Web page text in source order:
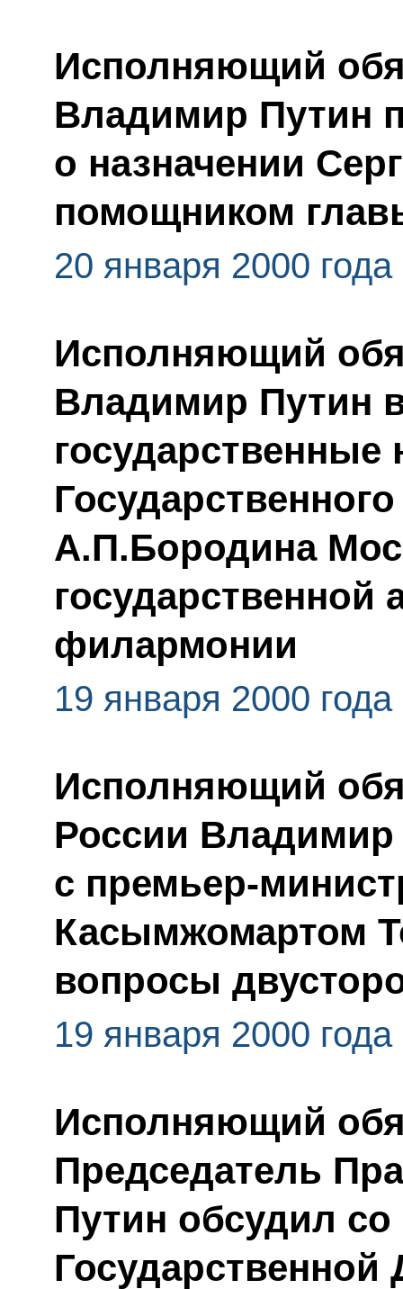
Исполняющий
Владимир Путин
о назначении
помощником
20 января 2000 года
Исполняющий
Владимир Путин
А.П.Бородина
государственной
филармонии
19 января 2000 года
Исполняющий
России
с премьер-
Касымжомартом
вопросы
19 января 2000 года
Исполняющий
Председатель
Путин обсудил